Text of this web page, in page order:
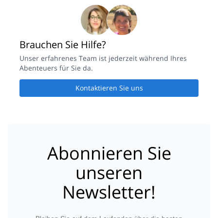
Brauchen Sie Hilfe?
Unser erfahrenes Team ist jederzeit während Ihres
Abenteuers für Sie da.
Kontaktieren Sie uns
Abonnieren Sie
unseren
Newsletter!